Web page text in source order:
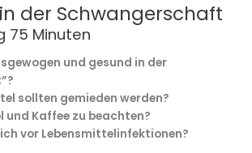
der Schwangerschaft
75 Minuten
und gesund in der
sollten gemieden werden?
und Kaffee zu beachten?
vor Lebensmittelinfektionen?